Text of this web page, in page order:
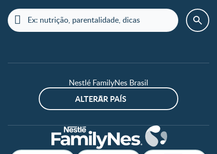
Nestlé FamilyNes Brasil
ALTERAR PAÍS